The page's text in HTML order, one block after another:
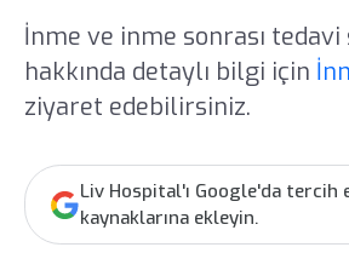
İnme ve inme sonrası
hakkında detaylı bilgi için
ziyaret edebilirsiniz.
Liv Hospital'ı Google'da tercih
kaynaklarına ekleyin.